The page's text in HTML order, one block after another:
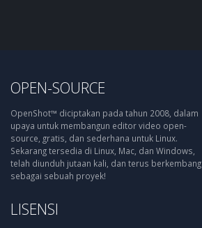
OPEN-SOURCE
OpenShot™ diciptakan pada tahun 2008, dalam
upaya untuk membangun editor video open-
source, gratis, dan sederhana untuk Linux.
Sekarang tersedia di Linux, Mac, dan Windows,
telah diunduh jutaan kali, dan terus berkembang
sebagai sebuah proyek!
LISENSI